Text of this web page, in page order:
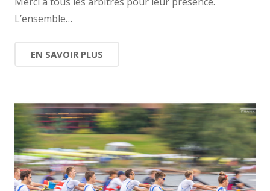
L’ensemble…
EN SAVOIR PLUS